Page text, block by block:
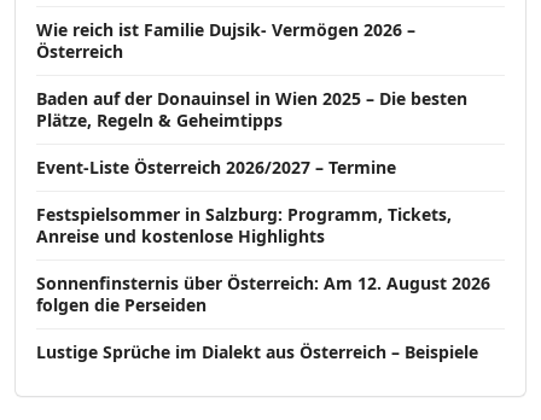
Wie reich ist Familie Dujsik- Vermögen 2026 –
Österreich
Baden auf der Donauinsel in Wien 2025 – Die besten
Plätze, Regeln & Geheimtipps
Event-Liste Österreich 2026/2027 – Termine
Festspielsommer in Salzburg: Programm, Tickets,
Anreise und kostenlose Highlights
Sonnenfinsternis über Österreich: Am 12. August 2026
folgen die Perseiden
Lustige Sprüche im Dialekt aus Österreich – Beispiele